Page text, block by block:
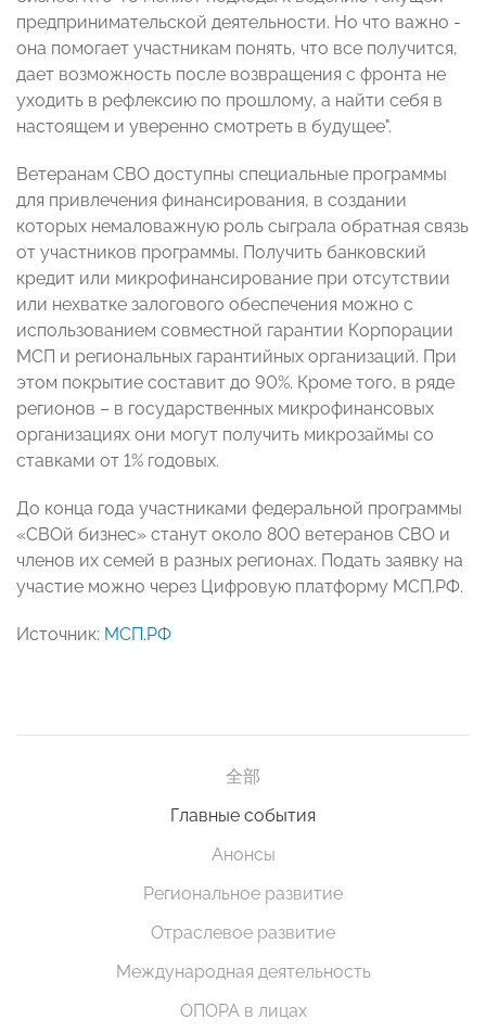
предпринимательской деятельности. Но что важно -
она помогает участникам понять, что все получится,
дает возможность после возвращения с фронта не
уходить в рефлексию по прошлому, а найти себя в
настоящем и уверенно смотреть в будущее".
Ветеранам СВО доступны специальные программы
для привлечения финансирования, в создании
которых немаловажную роль сыграла обратная связь
от участников программы. Получить банковский
кредит или микрофинансирование при отсутствии
или нехватке залогового обеспечения можно с
использованием совместной гарантии Корпорации
МСП и региональных гарантийных организаций. При
этом покрытие составит до 90%. Кроме того, в ряде
регионов – в государственных микрофинансовых
организациях они могут получить микрозаймы со
ставками от 1% годовых.
До конца года участниками федеральной программы
«СВОй бизнес» станут около 800 ветеранов СВО и
членов их семей в разных регионах. Подать заявку на
участие можно через Цифровую платформу МСП.РФ.
Источник: МСП.РФ
全部
Главные события
Анонсы
Региональное развитие
Отраслевое развитие
Международная деятельность
ОПОРА в лицах